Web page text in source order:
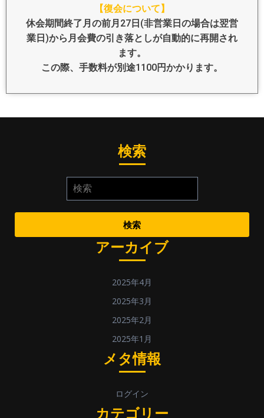
【復会について】
休会期間終了月の前月27日(非営業日の場合は翌営
業日)から月会費の引き落としが自動的に再開され
ます。
この際、手数料が別途1100円かかります。
検索
検索
アーカイブ
2025年4月
2025年3月
2025年2月
2025年1月
メタ情報
ログイン